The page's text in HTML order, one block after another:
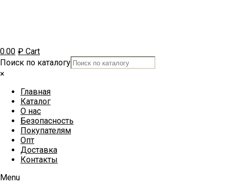
0.00 ₽ Cart
Поиск по каталогу
×
Главная
Каталог
О нас
Безопасность
Покупателям
Опт
Доставка
Контакты
Menu